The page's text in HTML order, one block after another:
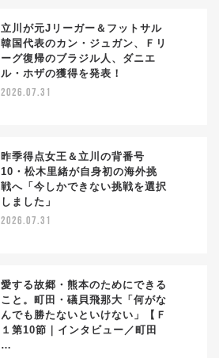
立川が元Jリーガー＆フットサル
韓国代表のカン・ジュガン、Ｆリ
ーグ復帰のブラジル人、ダニエ
ル・ホザの獲得を発表！
2026.07.31
昨季得点女王＆立川の背番号
10・松木里緒が自身初の海外挑
戦へ「今しかできない挑戦を選択
しました」
2026.07.31
愛する故郷・熊本のためにできる
こと。町田・礒貝飛那大「何がな
んでも勝たないといけない」【Ｆ
１第10節｜インタビュー／町田
…